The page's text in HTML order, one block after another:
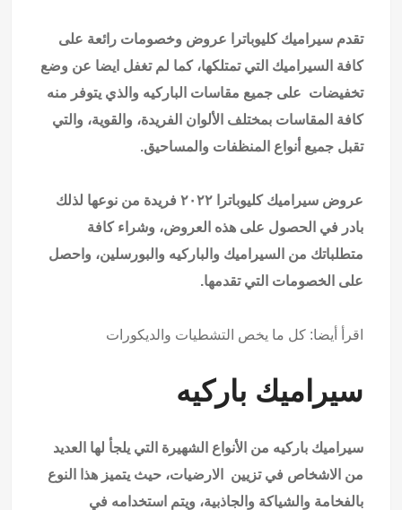
تقدم سيراميك كليوباترا عروض وخصومات رائعة على
كافة السيراميك التي تمتلكها، كما لم تغفل ايضا عن وضع
تخفيضات على جميع مقاسات الباركيه والذي يتوفر منه
كافة المقاسات بمختلف الألوان الفريدة، والقوية، والتي
تقبل جميع أنواع المنظفات والمساحيق.
عروض سيراميك كليوباترا ٢٠٢٢ فريدة من نوعها لذلك
بادر في الحصول على هذه العروض، وشراء كافة
متطلباتك من السيراميك والباركيه والبورسلين، واحصل
على الخصومات التي تقدمها.
اقرأ أيضا: كل ما يخص التشطيات والديكورات
سيراميك باركيه
سيراميك باركيه من الأنواع الشهيرة التي يلجأ لها العديد
من الاشخاص في تزيين الارضيات، حيث يتميز هذا النوع
بالفخامة والشياكة والجاذبية، ويتم استخدامه في